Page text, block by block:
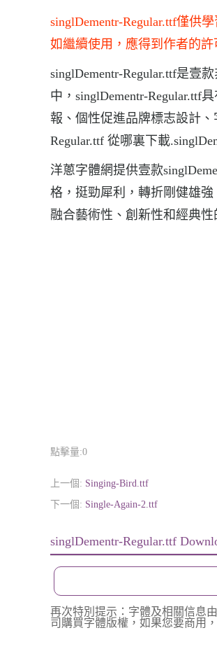
singlDementr-Regular.ttf僅供
如繼續使用，應得到作者的
singlDementr-Regular.ttf是壹
中，singlDementr-Regular.ttf
報、個性促進品牌標志設計、
Regular.ttf 從哪裏下載
洋蔥字體網提供壹款
格，挺勁犀利，轉折剛健雄
融合藝術性、創新性和經典
點擊量:0
上一個: Singing-Bird.ttf
下一個: Single-Again-2.ttf
singlDementr-Regular.ttf
再次特別提示：字體及相關信息
司購買字體版權，如果您要商用